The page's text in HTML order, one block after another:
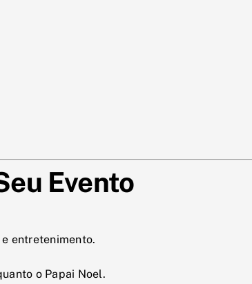
Evento
entretenimento.
o Papai Noel.